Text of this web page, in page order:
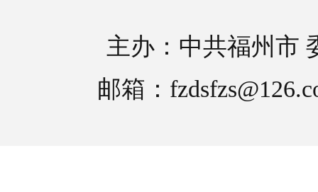
主办：中共福州市
邮箱：